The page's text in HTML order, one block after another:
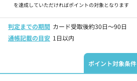
を達成していただければポイントの対象となります
判定までの期間 カード受取後約30日～90日
通帳記載の目安 1日以内
ポイント対象条件